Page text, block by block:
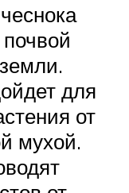
для
от
мухой.